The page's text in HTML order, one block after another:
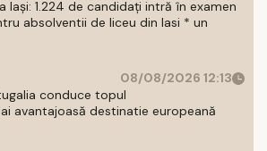
Iași: 1.224 de candidați intră în examen
absolventii de liceu din Iasi * un
08/08/2026 12:13
conduce topul
avantajoasă destinatie europeană